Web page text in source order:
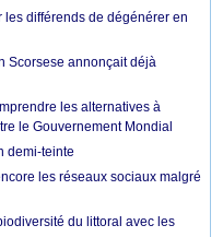
les différends de dégénérer en
Scorsese annonçait déjà
les alternatives à
le Gouvernement Mondial
demi-teinte
les réseaux sociaux malgré
du littoral avec les